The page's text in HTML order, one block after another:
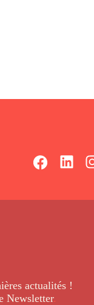
actualités !
Newsletter.